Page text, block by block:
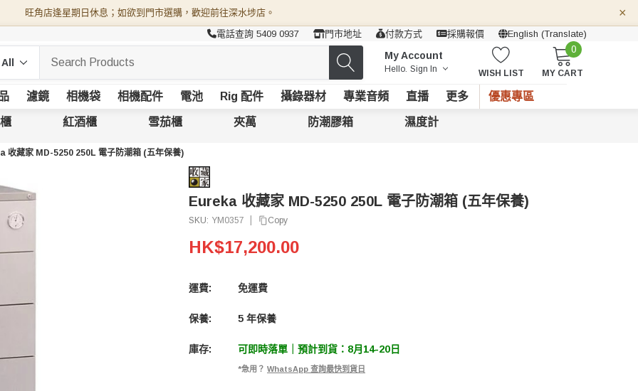
旺角店逢星期日休息；如欲到門市選購，歡迎前往深水埗店。 ×
電話查詢 5409 0937 門市地址 付款方式 採購報價 English (Translate)
My Account
Hello. Sign In WISH LIST
0
MY CART
濾鏡 相機袋 相機配件 電池 Rig 配件 攝錄器材 專業音頻 直播 更多 優惠專區
紅酒櫃 雪茄櫃 夾萬 防潮膠箱 濕度計
收藏家 MD-5250 250L 電子防潮箱 (五年保養)
Eureka 收藏家 MD-5250 250L 電子防潮箱 (五年保養)
SKU: YM0357 Copy
HK$17,200.00
運費: 免運費
保養: 5 年保養
庫存: 可即時落單｜預計到貨：8月14-20日
*急用？ WhatsApp 查詢最快到貨日